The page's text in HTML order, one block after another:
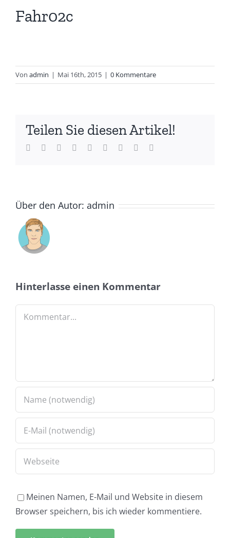
Fahr02c
Von admin | Mai 16th, 2015 | 0 Kommentare
Teilen Sie diesen Artikel!
Facebook
TwitterLinkedIn
Reddit Whatsapp
TumblrPinterest
Über den Autor: admin
Hinterlasse einen Kommentar
Kommentar
Meinen Namen, E-Mail und Website in diesem
Browser speichern, bis ich wieder kommentiere.